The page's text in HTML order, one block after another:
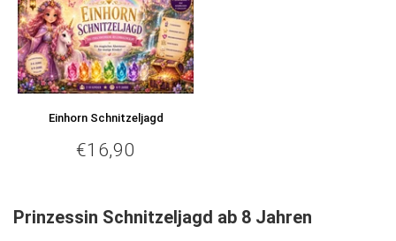
Einhorn Schnitzeljagd
Normaler
€16,90
Prinzessin Schnitzeljagd ab 8 Jahren